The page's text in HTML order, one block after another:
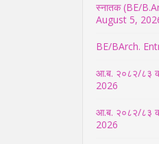
स्नातक (BE/
August 5,
BE/BArch.
आ.ब. २०८२/८३ को
2026
आ.ब. २०८२/८३ को
2026